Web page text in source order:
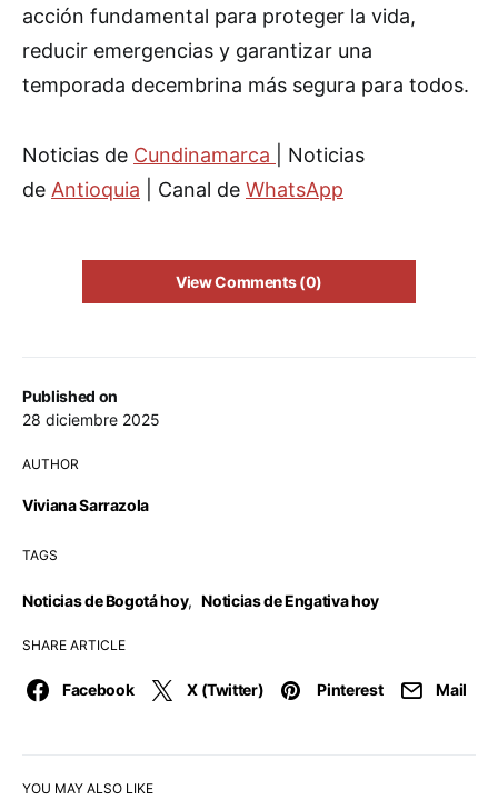
Published on
28 diciembre 2025
AUTHOR
Viviana Sarrazola
TAGS
Noticias de Bogotá hoy, Noticias de Engativa hoy
SHARE ARTICLE
Facebook X (Twitter) Pinterest Mail
acción fundamental para proteger la vida,
reducir emergencias y garantizar una
temporada decembrina más segura para todos.
Noticias de Cundinamarca
| Noticias
de Antioquia | Canal de WhatsApp
View Comments (0)
YOU MAY ALSO LIKE